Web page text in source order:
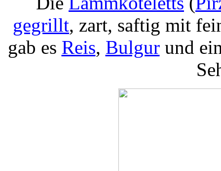
gegrillt, zart, saftig mit
gab es Reis, Bulgurund